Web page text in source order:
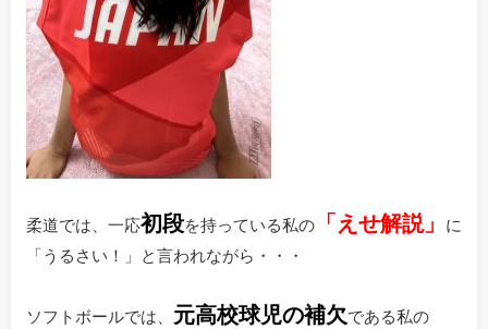
柔道では、一応初段を持っている私の「えせ解説」
に
「うるさい！」と言われながら・・・
ソフトボールでは、 元高校球児の補欠である私の